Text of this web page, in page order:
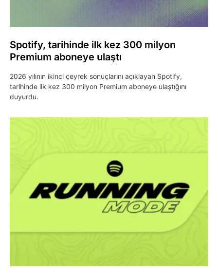
Spotify, tarihinde ilk kez 300 milyon
Premium aboneye ulaştı
2026 yılının ikinci çeyrek sonuçlarını açıklayan Spotify,
tarihinde ilk kez 300 milyon Premium aboneye ulaştığını
duyurdu.